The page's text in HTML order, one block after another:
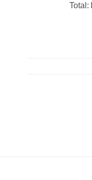
Total :
R$ 0,00